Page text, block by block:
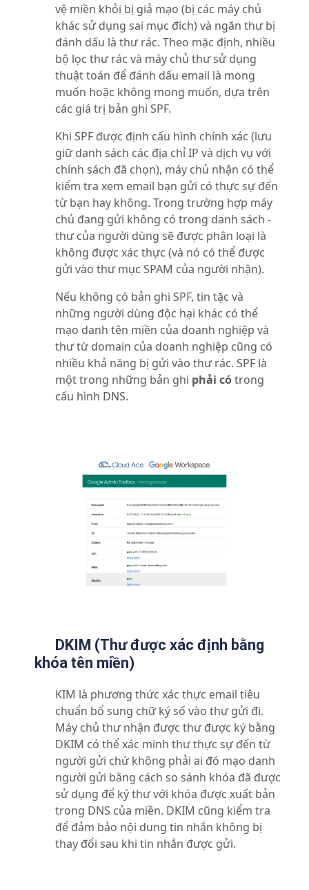
vệ miền khỏi bị giả mạo (bị các máy chủ
khác sử dụng sai mục đích) và ngăn thư bị
đánh dấu là thư rác. Theo mặc định, nhiều
bộ lọc thư rác và máy chủ thư sử dụng
thuật toán để đánh dấu email là mong
muốn hoặc không mong muốn, dựa trên
các giá trị bản ghi SPF.
Khi SPF được định cấu hình chính xác (lưu
giữ danh sách các địa chỉ IP và dịch vụ với
chính sách đã chọn), máy chủ nhận có thể
kiểm tra xem email bạn gửi có thực sự đến
từ bạn hay không. Trong trường hợp máy
chủ đang gửi không có trong danh sách -
thư của người dùng sẽ được phân loại là
không được xác thực (và nó có thể được
gửi vào thư mục SPAM của người nhận).
Nếu không có bản ghi SPF, tin tặc và
những người dùng độc hại khác có thể
mạo danh tên miền của doanh nghiệp và
thư từ domain của doanh nghiệp cũng có
nhiều khả năng bị gửi vào thư rác.SPF là
một trong những bản ghi phải cótrong
cấu hình DNS.
DKIM (Thư được xác định bằng
khóa tên miền)
KIM là phương thức xác thực email tiêu
chuẩn bổ sung chữ ký số vào thư gửi đi.
Máy chủ thư nhận được thư được ký bằng
DKIM có thể xác minh thư thực sự đến từ
người gửi chứ không phải ai đó mạo danh
người gửi bằng cách so sánh khóa đã được
sử dụng để ký thư với khóa được xuất bản
trong DNS của miền. DKIM cũng kiểm tra
để đảm bảo nội dung tin nhắn không bị
thay đổi sau khi tin nhắn được gửi.